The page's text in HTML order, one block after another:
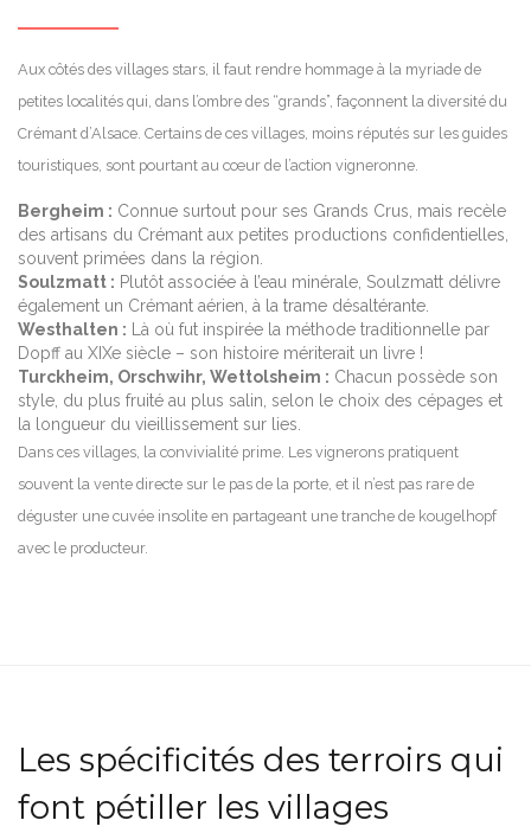
Aux côtés des villages stars, il faut rendre hommage à la myriade de
petites localités qui, dans l’ombre des “grands”, façonnent la diversité du
Crémant d’Alsace. Certains de ces villages, moins réputés sur les guides
touristiques, sont pourtant au cœur de l’action vigneronne.
Bergheim : Connue surtout pour ses Grands Crus, mais recèle
des artisans du Crémant aux petites productions confidentielles,
souvent primées dans la région.
Soulzmatt : Plutôt associée à l’eau minérale, Soulzmatt délivre
également un Crémant aérien, à la trame désaltérante.
Westhalten : Là où fut inspirée la méthode traditionnelle par
Dopff au XIXe siècle – son histoire mériterait un livre !
Turckheim, Orschwihr, Wettolsheim : Chacun possède son
style, du plus fruité au plus salin, selon le choix des cépages et
la longueur du vieillissement sur lies.
Dans ces villages, la convivialité prime. Les vignerons pratiquent
souvent la vente directe sur le pas de la porte, et il n’est pas rare de
déguster une cuvée insolite en partageant une tranche de kougelhopf
avec le producteur.
Les spécificités des terroirs qui
font pétiller les villages